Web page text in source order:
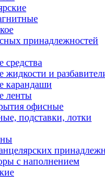
принадлежностей
и
карандаши
ленты
офисные
подставки, лотки
с наполнением